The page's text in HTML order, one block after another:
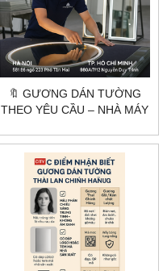
🔖 GƯƠNG DÁN TƯỜNG
THEO YÊU CẦU – NHÀ MÁY
TP.HCM